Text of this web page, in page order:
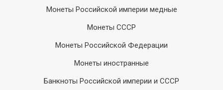
Монеты Российской империи медные
Монеты СССР
Монеты Российской Федерации
Монеты иностранные
Банкноты Российской империи и СССР